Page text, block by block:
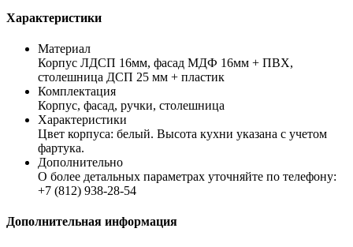
Характеристики
Материал
Корпус ЛДСП 16мм, фасад МДФ 16мм + ПВХ,
столешница ДСП 25 мм + пластик
Комплектация
Корпус, фасад, ручки, столешница
Характеристики
Цвет корпуса: белый. Высота кухни указана с учетом
фартука.
Дополнительно
О более детальных параметрах уточняйте по телефону:
+7 (812) 938-28-54
Дополнительная информация